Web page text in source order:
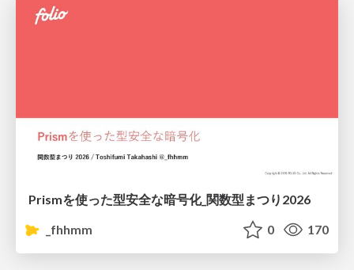
Prismを使った型安全な暗号化_関数型まつり2026
_fhhmm
0 170